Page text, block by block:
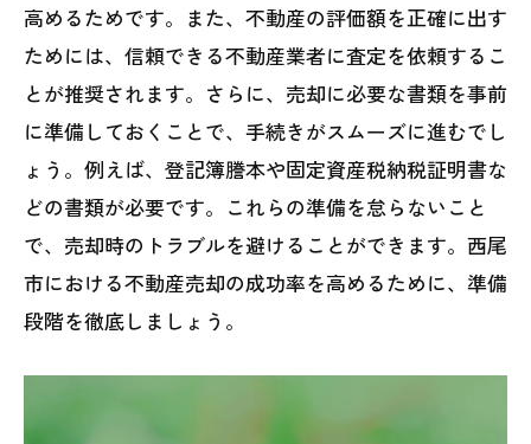
高めるためです。また、不動産の評価額を正確に出す
ためには、信頼できる不動産業者に査定を依頼するこ
とが推奨されます。さらに、売却に必要な書類を事前
に準備しておくことで、手続きがスムーズに進むでし
ょう。例えば、登記簿謄本や固定資産税納税証明書な
どの書類が必要です。これらの準備を怠らないこと
で、売却時のトラブルを避けることができます。西尾
市における不動産売却の成功率を高めるために、準備
段階を徹底しましょう。